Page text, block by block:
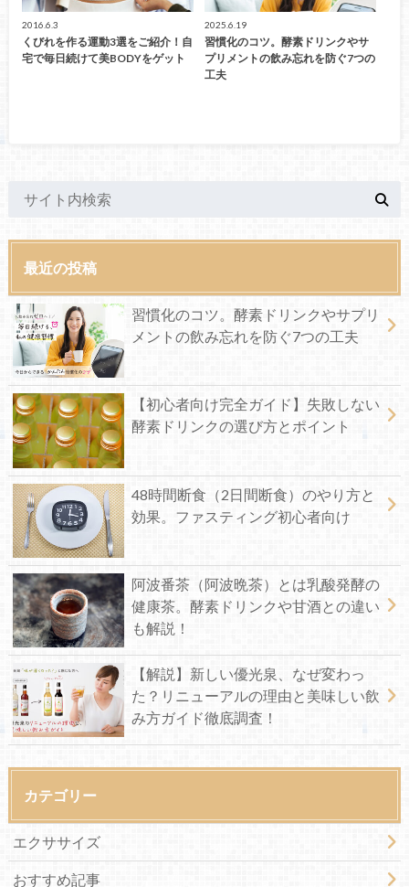
2016.6.3
くびれを作る運動3選をご紹介！自
宅で毎日続けて美BODYをゲット
2025.6.19
習慣化のコツ。酵素ドリンクやサ
プリメントの飲み忘れを防ぐ7つの
工夫
最近の投稿
習慣化のコツ。酵素ドリンクやサプリ
メントの飲み忘れを防ぐ7つの工夫
【初心者向け完全ガイド】失敗しない
酵素ドリンクの選び方とポイント
48時間断食（2日間断食）のやり方と
効果。ファスティング初心者向け
阿波番茶（阿波晩茶）とは乳酸発酵の
健康茶。酵素ドリンクや甘酒との違い
も解説！
【解説】新しい優光泉、なぜ変わっ
た？リニューアルの理由と美味しい飲
み方ガイド徹底調査！
カテゴリー
エクササイズ
おすすめ記事